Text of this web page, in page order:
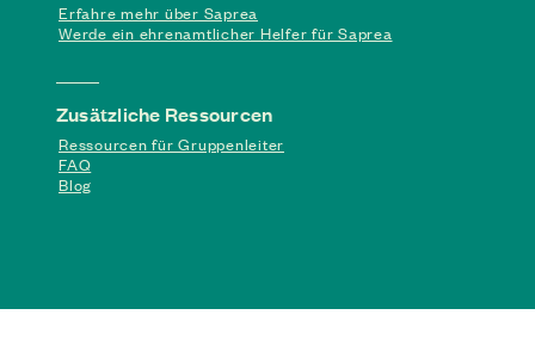
Erfahre mehr über Saprea
Werde ein ehrenamtlicher Helfer für Saprea
Zusätzliche Ressourcen
Ressourcen für Gruppenleiter
FAQ
Blog